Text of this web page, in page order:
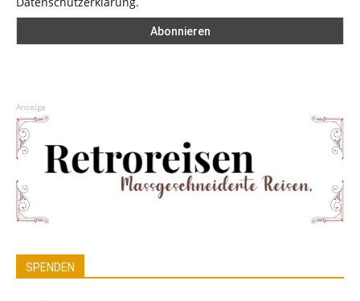
Anzeige
SPENDEN